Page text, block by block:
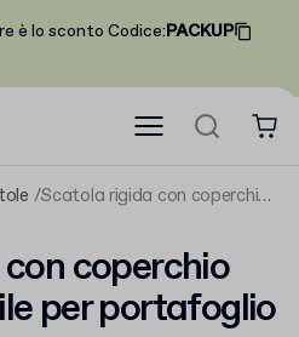
è lo sconto Codice:PACKUP
Scatola rigida con coperchio personalizzabile per portafoglio
coperchio
per portafoglio